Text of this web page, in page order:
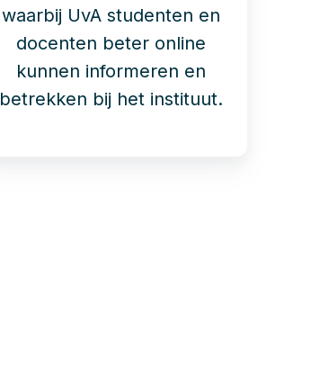
waarbij UvA studenten en
docenten beter online
kunnen informeren en
betrekken bij het instituut.